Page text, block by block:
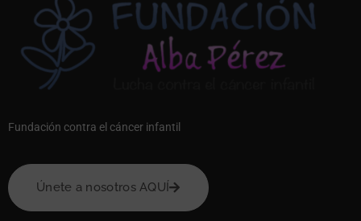
Fundación contra el cáncer infantil
Únete a nosotros AQUÍ